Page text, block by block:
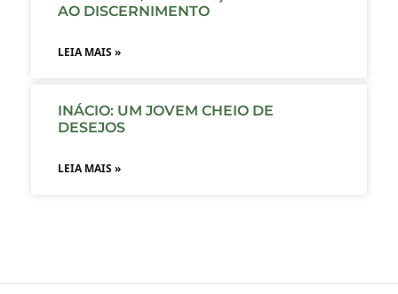
AO DISCERNIMENTO
LEIA MAIS »
INÁCIO: UM JOVEM CHEIO DE
DESEJOS
LEIA MAIS »